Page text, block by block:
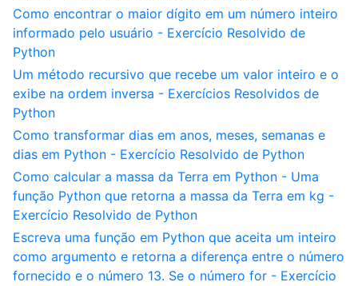
Como encontrar o maior dígito em um número inteiro
informado pelo usuário - Exercício Resolvido de
Python
Um método recursivo que recebe um valor inteiro e o
exibe na ordem inversa - Exercícios Resolvidos de
Python
Como transformar dias em anos, meses, semanas e
dias em Python - Exercício Resolvido de Python
Como calcular a massa da Terra em Python - Uma
função Python que retorna a massa da Terra em kg -
Exercício Resolvido de Python
Escreva uma função em Python que aceita um inteiro
como argumento e retorna a diferença entre o número
fornecido e o número 13. Se o número for - Exercício